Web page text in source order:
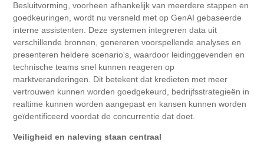
Besluitvorming, voorheen afhankelijk van meerdere stappen en
goedkeuringen, wordt nu versneld met op GenAI gebaseerde
interne assistenten. Deze systemen integreren data uit
verschillende bronnen, genereren voorspellende analyses en
presenteren heldere scenario's, waardoor leidinggevenden en
technische teams snel kunnen reageren op
marktveranderingen. Dit betekent dat kredieten met meer
vertrouwen kunnen worden goedgekeurd, bedrijfsstrategieën in
realtime kunnen worden aangepast en kansen kunnen worden
geïdentificeerd voordat de concurrentie dat doet.
Veiligheid en naleving staan centraal